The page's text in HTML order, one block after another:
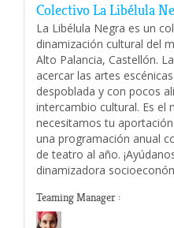
Colectivo La Libélula
La Libélula Negra es un
dinamización cultural del
Alto Palancia, Castellón.
acercar las artes
despoblada y con pocos
intercambio cultural. Es el
necesitamos tu
una programación anual
de teatro al año.
dinamizadora
Teaming Manager :